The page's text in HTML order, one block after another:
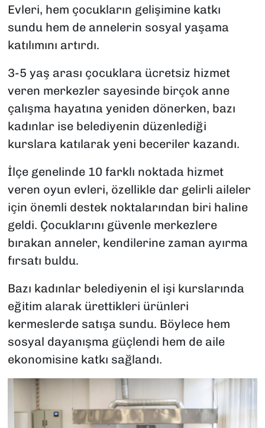
Evleri, hem çocukların gelişimine katkı
sundu hem de annelerin sosyal yaşama
katılımını artırdı.
3-5 yaş arası çocuklara ücretsiz hizmet
veren merkezler sayesinde birçok anne
çalışma hayatına yeniden dönerken, bazı
kadınlar ise belediyenin düzenlediği
kurslara katılarak yeni beceriler kazandı.
İlçe genelinde 10 farklı noktada hizmet
veren oyun evleri, özellikle dar gelirli aileler
için önemli destek noktalarından biri haline
geldi. Çocuklarını güvenle merkezlere
bırakan anneler, kendilerine zaman ayırma
fırsatı buldu.
Bazı kadınlar belediyenin el işi kurslarında
eğitim alarak ürettikleri ürünleri
kermeslerde satışa sundu. Böylece hem
sosyal dayanışma güçlendi hem de aile
ekonomisine katkı sağlandı.